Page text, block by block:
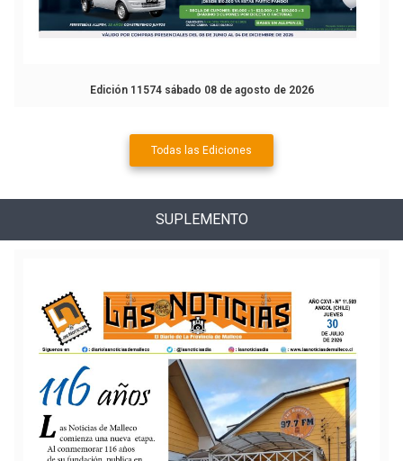
Edición 11574 sábado 08 de agosto de 2026
Todas las Ediciones
SUPLEMENTO